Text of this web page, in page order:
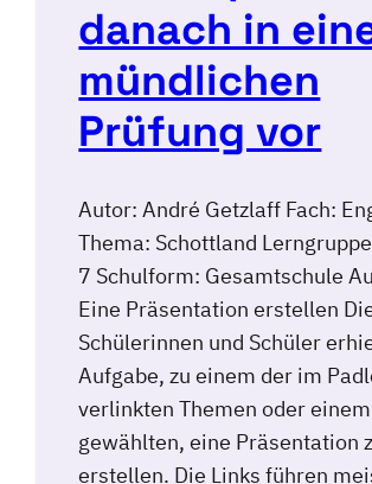
danach in
mündlichen
Prüfung vor
Autor: André Getzlaff Fach:
Thema: Schottland
7 Schulform: Gesamtschule
Eine Präsentation erstellen
Schülerinnen und Schüler
Aufgabe, zu einem der im
verlinkten Themen oder
gewählten, eine Präsentation
erstellen. Die Links führen